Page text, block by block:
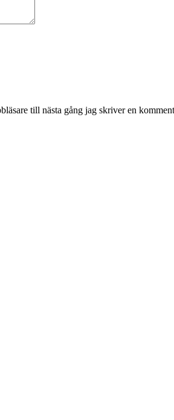
till nästa gång jag skriver en